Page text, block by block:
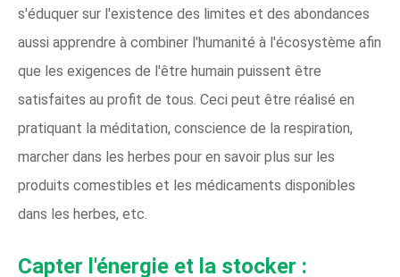
s'éduquer sur l'existence des limites et des abondances
aussi apprendre à combiner l'humanité à l'écosystème afin
que les exigences de l'être humain puissent être
satisfaites au profit de tous. Ceci peut être réalisé en
pratiquant la méditation, conscience de la respiration,
marcher dans les herbes pour en savoir plus sur les
produits comestibles et les médicaments disponibles
dans les herbes, etc.
Capter l'énergie et la stocker :